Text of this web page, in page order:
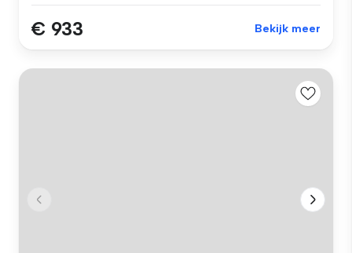
€ 933 Bekijk meer